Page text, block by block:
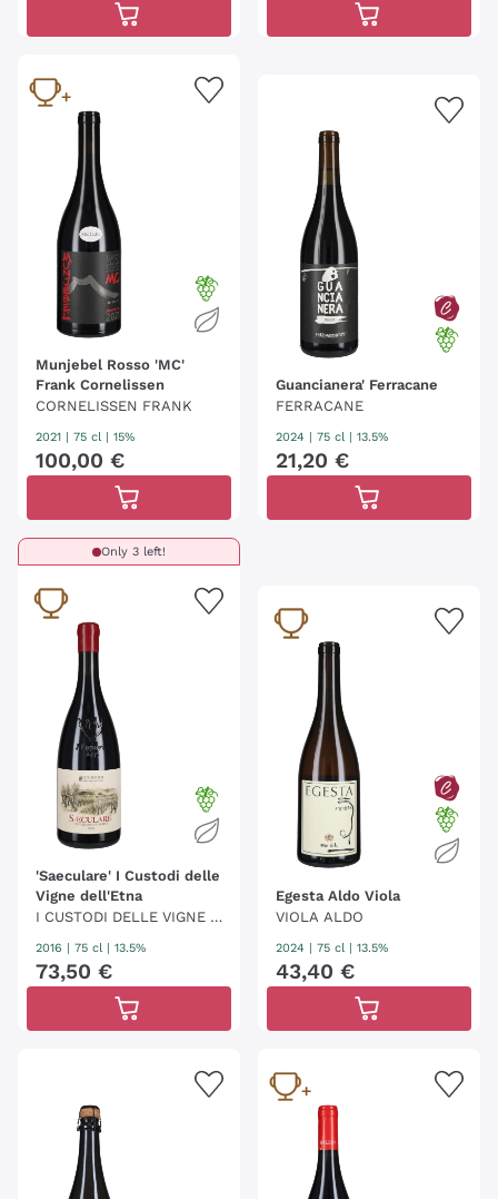
Munjebel Rosso 'MC'
Frank Cornelissen
CORNELISSEN FRANK
2021 | 75 cl | 15%
100,00 €
Guancianera' Ferracane
FERRACANE
2024 | 75 cl | 13.5%
21,20 €
Only 3 left!
'Saeculare' I Custodi delle
Vigne dell'Etna
I CUSTODI DELLE VIGNE D
ELL'ETNA
2016 75 cl | 13.5%
73,50 €
Egesta Aldo Viola
VIOLA ALDO
2024 75 cl | 13.5%
43,40 €